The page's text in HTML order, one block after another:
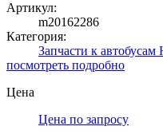
Артикул:
m20162286
Категория:
Запчасти к
посмотреть подробно
Цена
Цена по запросу